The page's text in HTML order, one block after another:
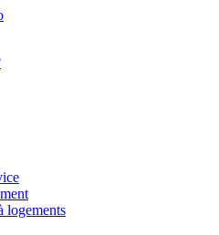
logements